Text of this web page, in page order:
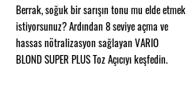
Berrak, soğuk bir sarışın tonu mu elde etmek
istiyorsunuz? Ardından 8 seviye açma ve
hassas nötralizasyon sağlayan VARIO
BLOND SUPER PLUS Toz Açıcıyı keşfedin.